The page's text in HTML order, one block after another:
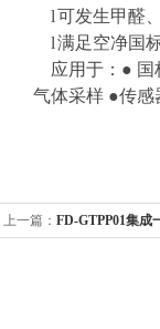
l可发生甲醛
l满足空净国
应用于： ● 国
气体采样 ●传
上一篇： FD-GTPP01集成